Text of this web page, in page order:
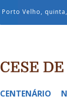
Porto Velho,
CENTENÁRIO